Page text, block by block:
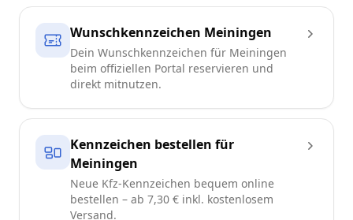
Wunschkennzeichen Meiningen
Dein Wunschkennzeichen für Meiningen
beim offiziellen Portal reservieren und
direkt mitnutzen.
Kennzeichen bestellen für
Meiningen
Neue Kfz-Kennzeichen bequem online
bestellen – ab 7,30 € inkl. kostenlosem
Versand.